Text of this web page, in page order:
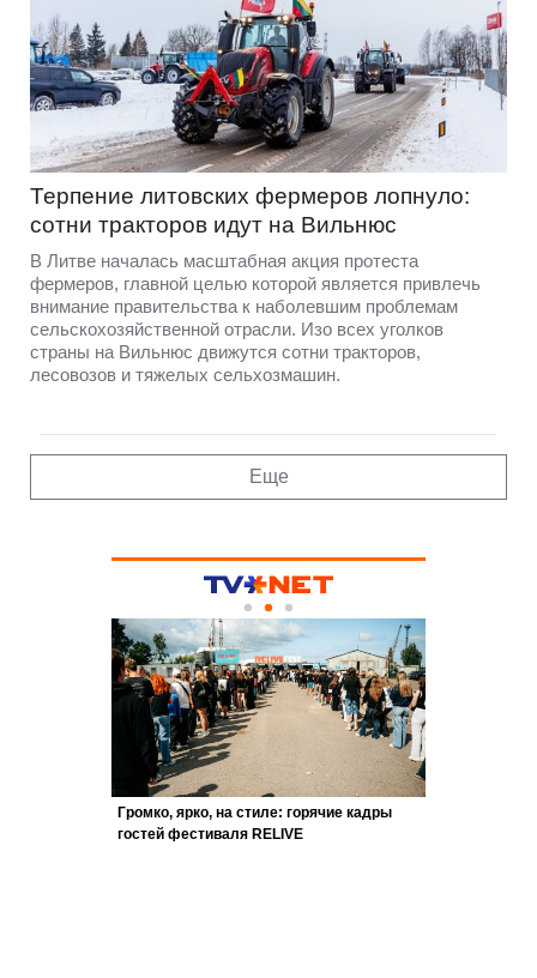
Терпение литовских фермеров лопнуло:
сотни тракторов идут на Вильнюс
В Литве началась масштабная акция протеста
фермеров, главной целью которой является привлечь
внимание правительства к наболевшим проблемам
сельскохозяйственной отрасли. Изо всех уголков
страны на Вильнюс движутся сотни тракторов,
лесовозов и тяжелых сельхозмашин.
Еще